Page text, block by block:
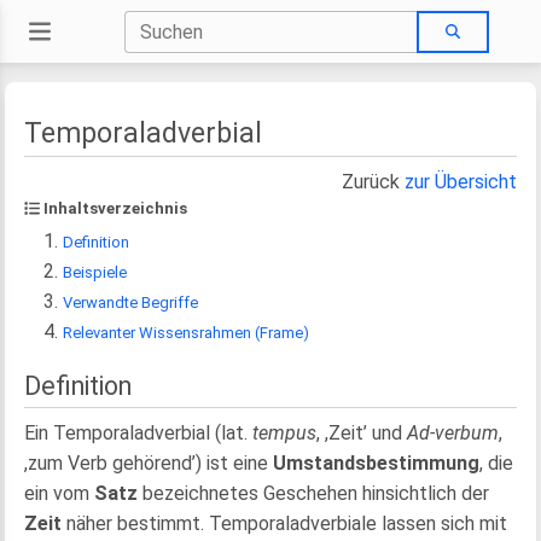
Temporaladverbial
Zurück zur Übersicht
Inhaltsverzeichnis
Definition
Beispiele
Verwandte Begriffe
Relevanter Wissensrahmen (Frame)
Definition
Ein Temporaladverbial (lat. tempus, ,Zeit’ undAd-verbum,
,zum Verb gehörend’) ist eine Umstandsbestimmung, die
ein vom Satz bezeichnetes Geschehen hinsichtlich der
Zeit näher bestimmt. Temporaladverbiale lassen sich mit